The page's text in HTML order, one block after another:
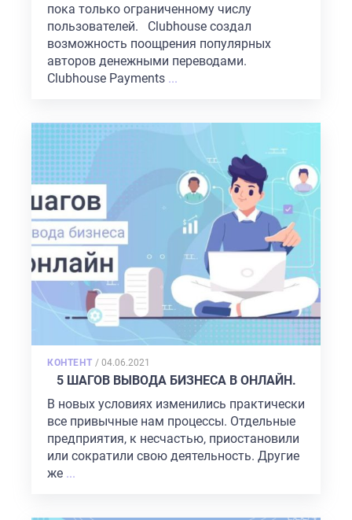
пока только ограниченному числу
пользователей. Clubhouse создал
возможность поощрения популярных
авторов денежными переводами.
Clubhouse Payments ...
КОНТЕНТ / POSTED
ON
04.06.2021
5 ШАГОВ ВЫВОДА БИЗНЕСА В ОНЛАЙН.
В новых условиях изменились практически
все привычные нам процессы. Отдельные
предприятия, к несчастью, приостановили
или сократили свою деятельность. Другие
же ...